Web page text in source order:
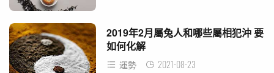
2019年2月屬兔人和哪些屬相犯沖 要
如何化解
運勢 2021-08-23